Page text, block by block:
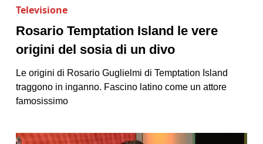
Televisione
Rosario Temptation Island le vere
origini del sosia di un divo
Le origini di Rosario Guglielmi di Temptation Island
traggono in inganno. Fascino latino come un attore
famosissimo